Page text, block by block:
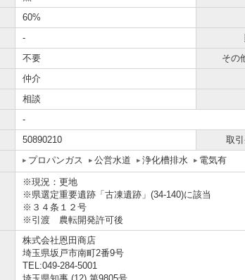
60%
-
不要 その
仲介
相談
-
50890210 取
プロパンガス 公営水道 浄化槽排水 電気有
※現況：更地
※県選定重要遺跡「古凍遺跡」(34-140)に該当
※３４条１２号
※引渡 農転開発許可後
株式会社恩田商店
埼玉県坂戸市南町2番9号
TEL:049-284-5001